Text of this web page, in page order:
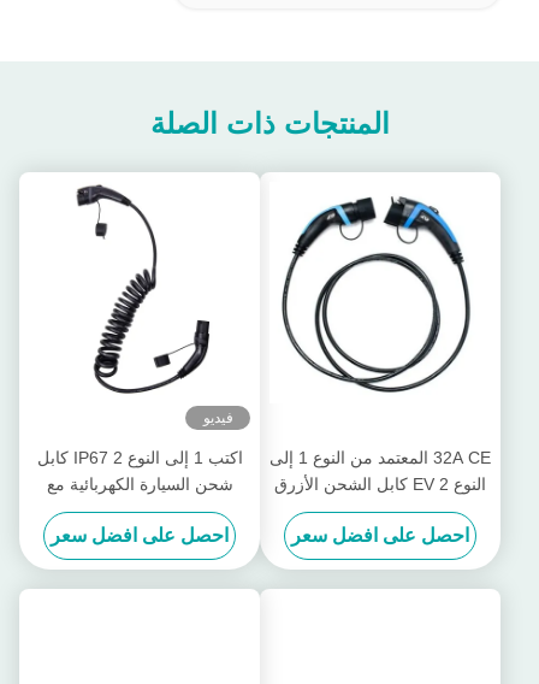
المنتجات ذات الصلة
32A CE المعتمد من النوع 1 إلى
النوع 2 EV كابل الشحن الأزرق
موصل التوصيل
احصل على افضل سعر
فيديو
اكتب 1 إلى النوع 2 IP67 كابل
شحن السيارة الكهربائية مع
كابل الربيع SAE J1772
احصل على افضل سعر